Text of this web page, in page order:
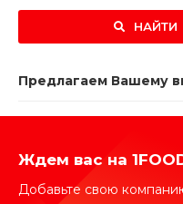
НАЙТИ
Предлагаем Вашему
Ждем вас на
Добавьте свою